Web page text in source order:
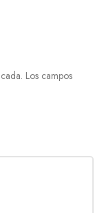
Los campos